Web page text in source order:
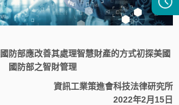
防部應改善其處理智慧財產的方式初探美國
國防部之智財管理
資訊工業策進會科技法律研究所
2022年2月15日